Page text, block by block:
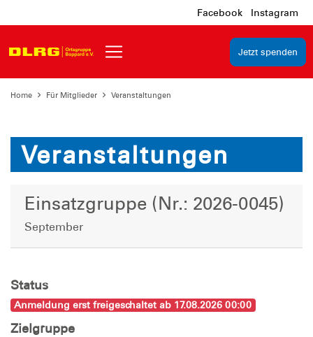
Facebook Instagram
Jetzt spenden
Home Für Mitglieder Veranstaltungen
Veranstaltungen
Einsatzgruppe (Nr.: 2026-0045)
September
Status
Anmeldung erst freigeschaltet ab 17.08.2026 00:00
Zielgruppe